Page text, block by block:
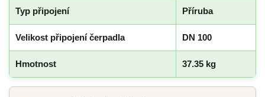
Typ připojení Příruba
Velikost připojení čerpadla DN 100
Hmotnost 37.35 kg